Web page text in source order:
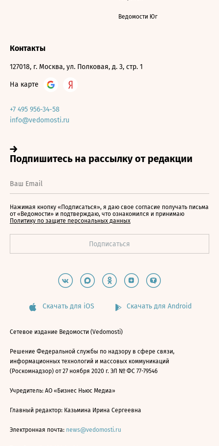
Ведомости Юг
Контакты
127018, г. Москва, ул. Полковая, д. 3, стр. 1
На карте
+7 495 956-34-58
info@vedomosti.ru
Нажимая кнопку «Подписаться», я даю свое согласие получать письма
от «Ведомости» и подтверждаю, что ознакомился и принимаю
Политику по защите персональных данных
Скачать для iOS Скачать для Android
Сетевое издание Ведомости (Vedomosti)
Решение Федеральной службы по надзору в сфере связи,
информационных технологий и массовых коммуникаций
(Роскомнадзор) от 27 ноября 2020 г. ЭЛ № ФС 77-79546
Учредитель: АО «Бизнес Ньюс Медиа»
Главный редактор: Казьмина Ирина Сергеевна
Электронная почта: news@vedomosti.ru